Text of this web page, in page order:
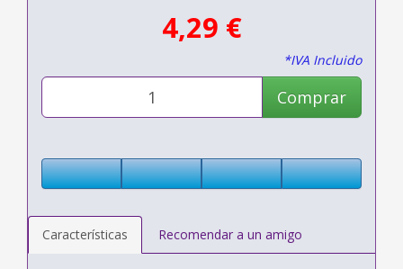
4,29 €
*IVA Incluido
Comprar
Características Recomendar a un amigo